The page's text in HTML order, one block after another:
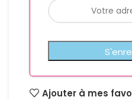
Ajouter à mes